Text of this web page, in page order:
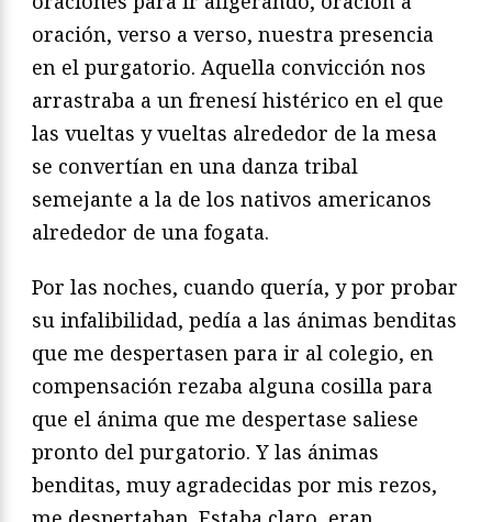
oración, verso a verso, nuestra presencia
en el purgatorio. Aquella convicción nos
arrastraba a un frenesí histérico en el que
las vueltas y vueltas alrededor de la mesa
se convertían en una danza tribal
semejante a la de los nativos americanos
alrededor de una fogata.
Por las noches, cuando quería, y por probar
su infalibilidad, pedía a las ánimas benditas
que me despertasen para ir al colegio, en
compensación rezaba alguna cosilla para
que el ánima que me despertase saliese
pronto del purgatorio. Y las ánimas
benditas, muy agradecidas por mis rezos,